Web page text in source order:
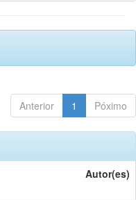
Anterior 1 Póximo
Autor(es)